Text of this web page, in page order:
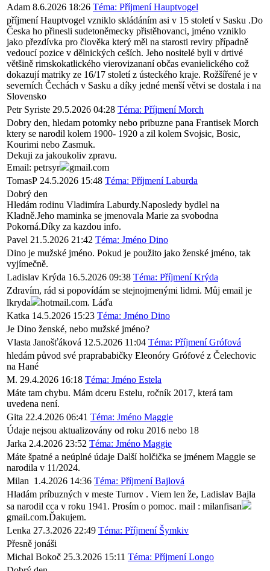
Adam 8.6.2026 18:26 Téma: Příjmení Hauptvogel
příjmení Hauptvogel vzniklo skládáním asi v 15 století v Sasku .Do
Česka ho přinesli sudetoněmecky přistěhovanci, jméno vzniklo
jako přezdívka pro člověka který měl na starosti reviry případně
vedoucí pozice v dělnických ceších. Jeho nositelé byli v drtivé
většině rimskokatlického vierovizananí občas evanielického což
dokazují matriky ze 16/17 století z ústeckého kraje. Rožšířené je v
severních Čechách v Sasku a díky jedné menší větvi se dostala i na
Slovensko
Petr Syriste 29.5.2026 04:28 Téma: Příjmení Morch
Dobry den, hledam potomky nebo pribuzne pana Frantisek Morch
ktery se narodil kolem 1900- 1920 a zil kolem Svojsic, Bosic,
Kourimi nebo Zasmuk.
Dekuji za jakoukoliv zpravu.
Email: petrsyr
gmail.com
TomasP 24.5.2026 15:48 Téma: Příjmení Laburda
Dobrý den
Hledám rodinu Vladimíra Laburdy.Naposledy bydlel na
Kladně.Jeho maminka se jmenovala Marie za svobodna
Pokorná.Díky za kazdou info.
Pavel 21.5.2026 21:42 Téma: Jméno Dino
Dino je mužské jméno. Pokud je použito jako ženské jméno, tak
vyjímečně.
Ladislav Krýda 16.5.2026 09:38 Téma: Příjmení Krýda
Zdravím, rád si popovídám se stejnojmenými lidmi. Můj email je
lkryda
hotmail.com. Láďa
Katka 14.5.2026 15:23 Téma: Jméno Dino
Je Dino ženské, nebo mužské jméno?
Vlasta Janošťáková 12.5.2026 11:04 Téma: Příjmení Grófová
hledám původ své praprababičky Eleonóry Grófové z Čelechovic
na Hané
M. 29.4.2026 16:18 Téma: Jméno Estela
Máte tam chybu. Mám dceru Estelu, ročník 2017, která tam
uvedena není.
Gita 22.4.2026 06:41 Téma: Jméno Maggie
Údaje nejsou aktualizovány od roku 2016 nebo 18
Jarka 2.4.2026 23:52 Téma: Jméno Maggie
Máte špatné a neúplné údaje Další holčička se jménem Maggie se
narodila v 11/2024.
Milan 1.4.2026 14:36 Téma: Příjmení Bajlová
Hladám príbuzných v meste Turnov . Viem len že, Ladislav Bajla
sa narodil cca v roku 1941. Prosím o pomoc. mail : milanfisan
gmail.com.Ďakujem.
Lenka 27.3.2026 22:49 Téma: Příjmení Šymkiv
Přesně jonáši
Michal Bokoč 25.3.2026 15:11 Téma: Příjmení Longo